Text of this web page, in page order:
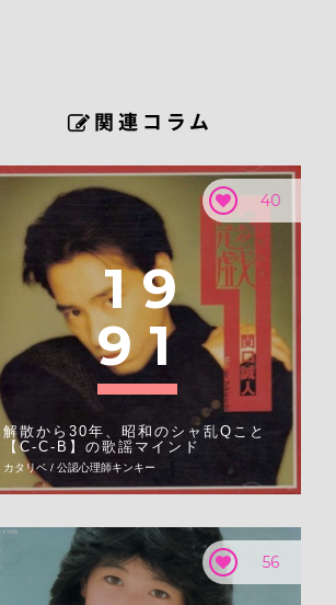
40
1 9
9 1
解散から30年、昭和のシャ乱Qこと
【C-C-B】の歌謡マインド
カタリベ / 公認心理師キンキー
56